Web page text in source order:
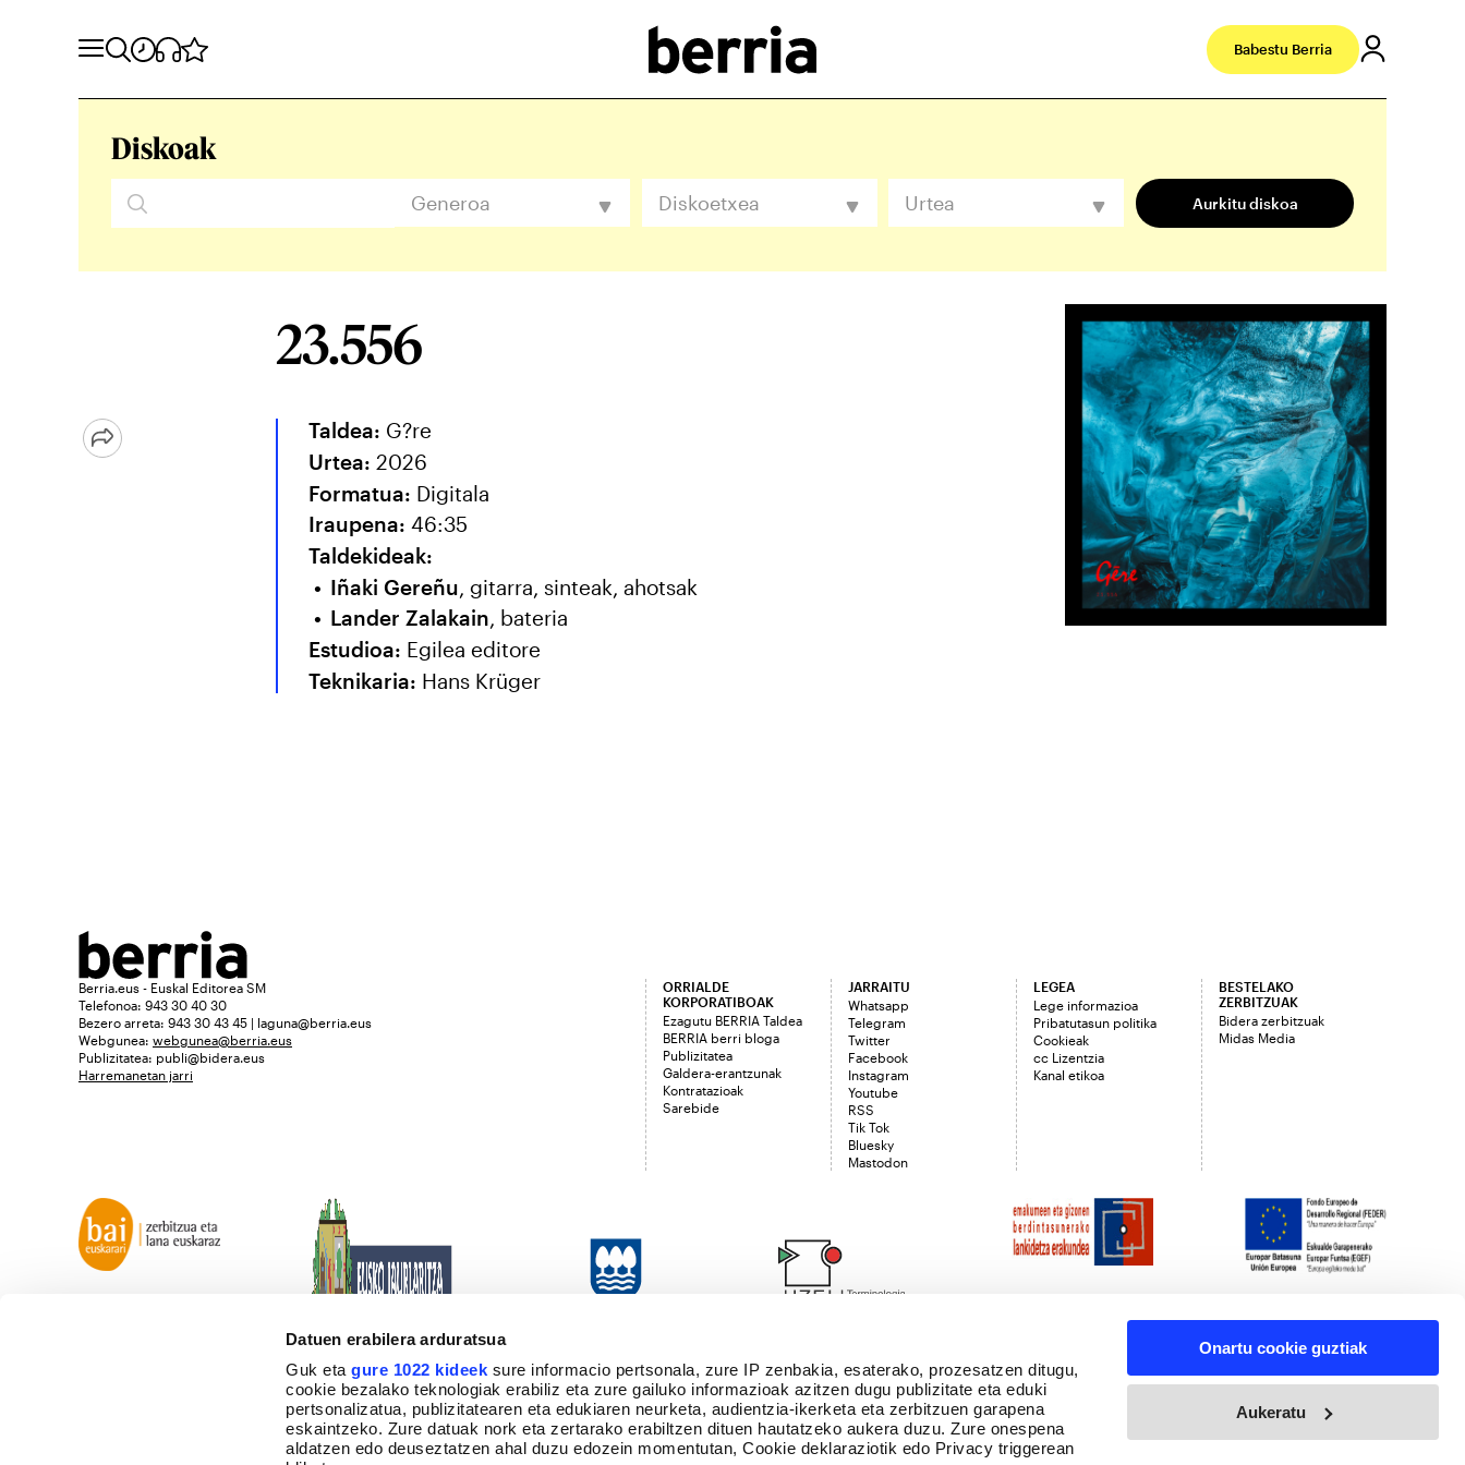
Datuen erabilera arduratsua
Guk etagure 1022 kideek sure informacio pertsonala, zure IP zenbakia, esaterako, prozesatzen ditugu,
cookie bezalako teknologiak erabiliz eta zure gailuko informazioak azitzen dugu publizitate eta eduki
pertsonalizatua, publizitatearen eta edukiaren neurketa, audientzia-ikerketa eta zerbitzuen garapena
eskaintzeko. Zure datuak nork eta zertarako erabiltzen dituen hautatzeko aukera duzu. Zure onespena
aldatzen edo deuseztatzen ahal duzu edozein momentutan, Cookie deklaraziotik edo Privacy triggerean
Onartu cookie guztiak
Aukeratu
Babestu Berria
Diskoak
Generoa Diskoetxea Urtea Aurkitu diskoa
23.556
Taldea: G?re
Urtea: 2026
Formatua: Digitala
Iraupena: 46:35
Taldekideak:
Iñaki Gereñu , gitarra, sinteak, ahotsak
Lander Zalakain, bateria
Estudioa: Egilea editore
Teknikaria: Hans Krüger
Berria.eus - Euskal Editorea SM
Telefonoa: 943 30 40 30
Bezero arreta: 943 30 43 45 | laguna@berria.eus
Webgunea: webgunea@berria.eus
Publizitatea: publi@bidera.eus
Harremanetan jarri
ORRIALDE
KORPORATIBOAK
Ezagutu BERRIA Taldea
BERRIA berri bloga
Publizitatea
Galdera-erantzunak
Kontratazioak
Sarebide
JARRAITU
Whatsapp
Telegram
Twitter
Facebook
Instagram
Youtube
RSS
Tik Tok
Bluesky
Mastodon
LEGEA
Lege informazioa
Pribatutasun politika
Cookieak
cc Lizentzia
Kanal etikoa
BESTELAKO
ZERBITZUAK
Bidera zerbitzuak
Midas Media